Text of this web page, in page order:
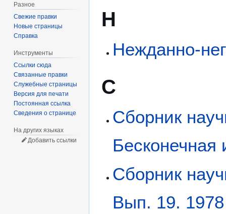
Н
Нежданно-
С
Сборник
Бесконечная
Сборник
Вып. 19. 1978
Разное
Свежие правки
Новые страницы
Справка
Инструменты
Ссылки сюда
Связанные правки
Служебные страницы
Версия для печати
Постоянная ссылка
Сведения о странице
На других языках
Добавить ссылки